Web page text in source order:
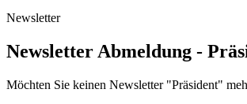
Newsletter
Newsletter Abmeldung -
Möchten Sie keinen Newsletter "Präsident"